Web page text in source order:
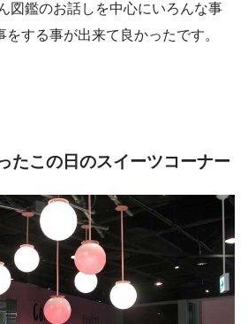
図鑑のお話しを中心にいろんな事
する事が出来て良かったです。
たこの日のスイーツコーナー